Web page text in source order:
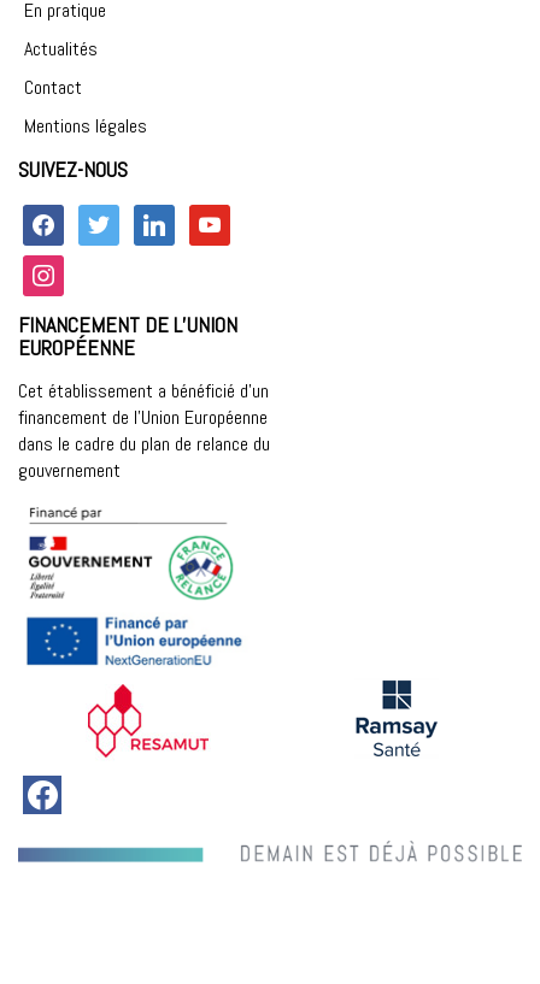
En pratique
Actualités
Contact
Mentions légales
SUIVEZ-NOUS
facebook twitter linkedin
youtube
instagram
FINANCEMENT DE L’UNION
EUROPÉENNE
Cet établissement a bénéficié d’un
financement de l’Union Européenne
dans le cadre du plan de relance du
gouvernement